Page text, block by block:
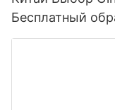
Бесплатный
пластиковая